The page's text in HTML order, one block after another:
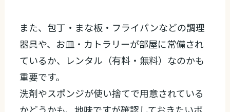
また、包丁・まな板・フライパンなどの調理
器具や、お皿・カトラリーが部屋に常備され
ているか、レンタル（有料・無料）なのかも
重要です。
洗剤やスポンジが使い捨てで用意されている